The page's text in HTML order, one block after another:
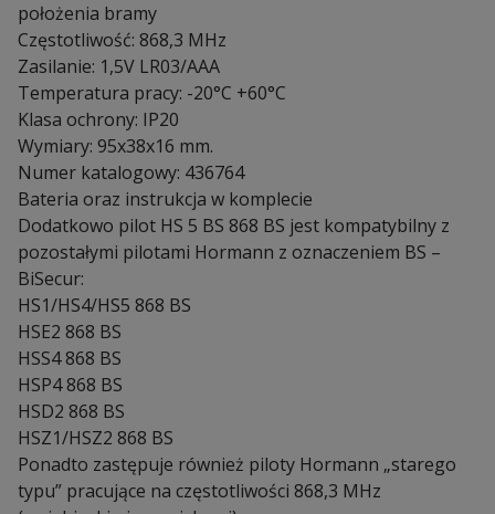
położenia bramy
Częstotliwość: 868,3 MHz
Zasilanie: 1,5V LR03/AAA
Temperatura pracy: -20°C +60°C
Klasa ochrony: IP20
Wymiary: 95x38x16 mm.
Numer katalogowy: 436764
Bateria oraz instrukcja w komplecie
Dodatkowo pilot HS 5 BS 868 BS jest kompatybilny z
pozostałymi pilotami Hormann z oznaczeniem BS –
BiSecur:
HS1/HS4/HS5 868 BS
HSE2 868 BS
HSS4 868 BS
HSP4 868 BS
HSD2 868 BS
HSZ1/HSZ2 868 BS
Ponadto zastępuje również piloty Hormann „starego
typu” pracujące na częstotliwości 868,3 MHz